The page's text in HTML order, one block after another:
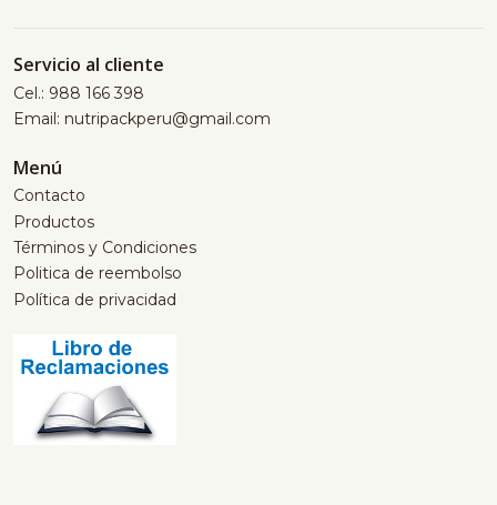
Servicio al cliente
Cel.: 988 166 398
Email: nutripackperu@gmail.com
Menú
Contacto
Productos
Términos y Condiciones
Politica de reembolso
Política de privacidad